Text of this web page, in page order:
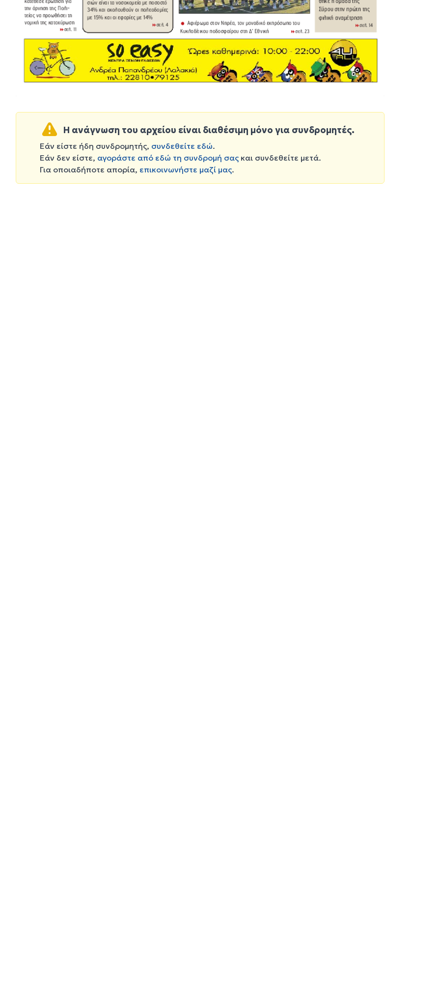
Η ανάγνωση του αρχείου είναι διαθέσιμη μόνο για συνδρομητές.
Εάν είστε ήδη συνδρομητής, συνδεθείτε εδώ.
Εάν δεν είστε, αγοράστε από εδώ τη συνδρομή σας και συνδεθείτε μετά.
Για οποιαδήποτε απορία, επικοινωνήστε μαζί μας.